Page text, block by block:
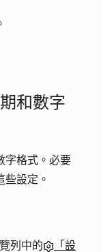
和數字
字格式。必要
些設定。
列中的
「設